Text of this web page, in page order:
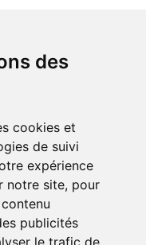
des
cookies et
de suivi
expérience
notre site, pour
publicités
le trafic de